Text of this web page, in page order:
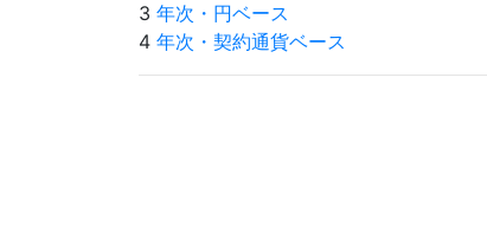
3 年次・円ベース
4 年次・契約通貨ベース